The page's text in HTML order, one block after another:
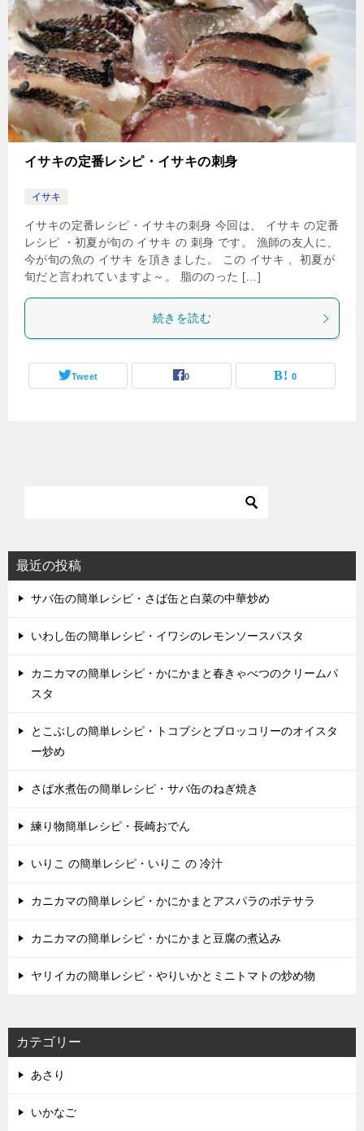
イサキの定番レシピ・イサキの刺身
イサキ
イサキの定番レシピ・イサキの刺身 今回は、 イサキ の定番
レシピ ・初夏が旬の イサキ の 刺身 です。 漁師の友人に、
今が旬の魚の イサキ を頂きました。 この イサキ 、初夏が
旬だと言われていますよ～。 脂ののった […]
続きを読む
Tweet 0 0
最近の投稿
サバ缶の簡単レシピ・さば缶と白菜の中華炒め
いわし缶の簡単レシピ・イワシのレモンソースパスタ
カニカマの簡単レシピ・かにかまと春きゃべつのクリームパ
スタ
とこぶしの簡単レシピ・トコブシとブロッコリーのオイスタ
ー炒め
さば水煮缶の簡単レシピ・サバ缶のねぎ焼き
練り物簡単レシピ・長崎おでん
いりこ の簡単レシピ・いりこ の 冷汁
カニカマの簡単レシピ・かにかまとアスパラのポテサラ
カニカマの簡単レシピ・かにかまと豆腐の煮込み
ヤリイカの簡単レシピ・やりいかとミニトマトの炒め物
カテゴリー
あさり
いかなご